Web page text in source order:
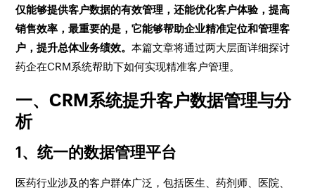
仅能够提供客户数据的有效管理，还能优化客户体验，提高
销售效率，最重要的是，它能够帮助企业精准定位和管理客
户，提升总体业务绩效。本篇文章将通过两大层面详细探讨
药企在CRM系统帮助下如何实现精准客户管理。
一、CRM系统提升客户数据管理与分
析
1、统一的数据管理平台
医药行业涉及的客户群体广泛，包括医生、药剂师、医院、